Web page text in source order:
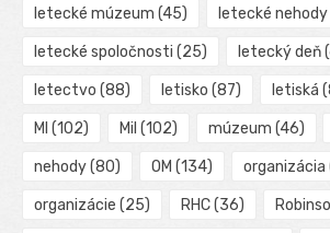
letecké múzeum (45) letecké nehody
letecké spoločnosti (25) letecký deň
letectvo (88) letisko (87) letiská
MI (102) Mil (102) múzeum (46)
nehody(80) OM (134) organizácia
organizácie (25) RHC(36)